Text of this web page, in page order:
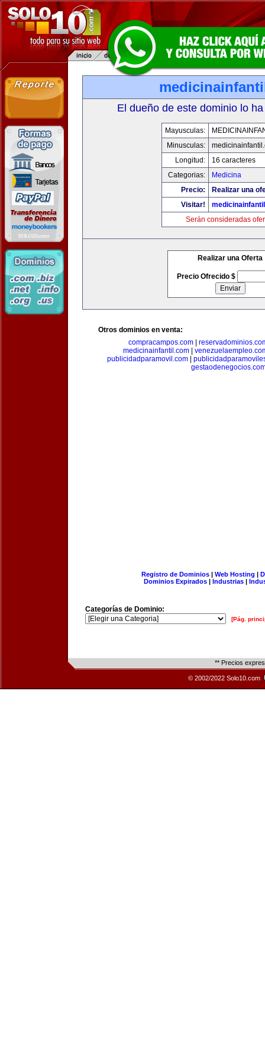
El dueño de este dominio lo
Mayusculas:
Minusculas:
Longitud:
16 caracteres
Categorias:
Medicina
Precio:
Realizar una
Visitar!
Serán consideradas
Realizar una Oferta
Precio Ofrecido $
Otros dominios en venta:
compracampos.com
medicinainfantil.com|
publicidadparamovil.com
Registro de Dominios| Web Hosting |
Dominios Expirados | Industrias |
Categorías de Dominio:
[Pág.
** Precios
© 2002/2022 Solo10.com